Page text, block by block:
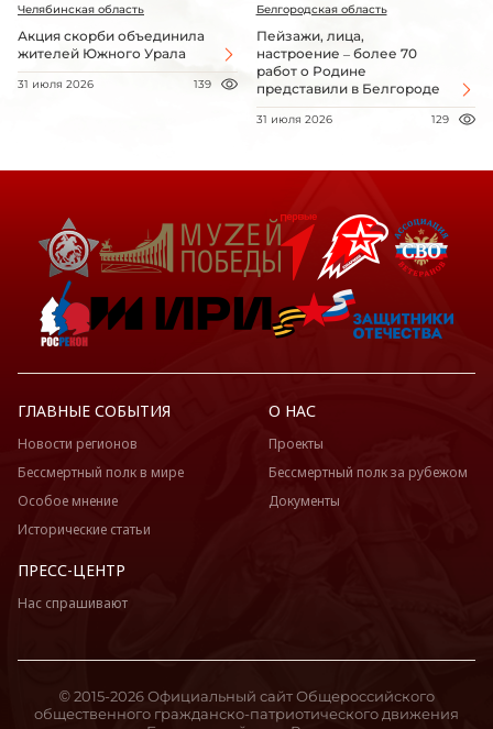
Челябинская область
Акция скорби объединила
жителей Южного Урала
31 июля 2026 139
Белгородская область
Пейзажи, лица,
настроение – более 70
работ о Родине
представили в Белгороде
31 июля 2026 129
ГЛАВНЫЕ СОБЫТИЯ
Новости регионов
Бессмертный полк в мире
Особое мнение
Исторические статьи
О НАС
Проекты
Бессмертный полк за рубежом
Документы
ПРЕСС-ЦЕНТР
Нас спрашивают
© 2015-2026 Официальный сайт Общероссийского
общественного гражданско-патриотического движения